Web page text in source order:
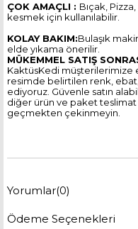
ÇOK AMAÇLI : Bıçak,
kesmek için kullanılabilir.
KOLAY BAKIM:Bulaşık
elde yıkama önerilir.
MÜKEMMEL SATIŞ
KaktüsKedi müşterilerimize
resimde belirtilen renk,
ediyoruz. Güvenle satın
diğer ürün ve paket
geçmekten çekinmeyin.
Yorumlar(0)
Ödeme Seçenekleri